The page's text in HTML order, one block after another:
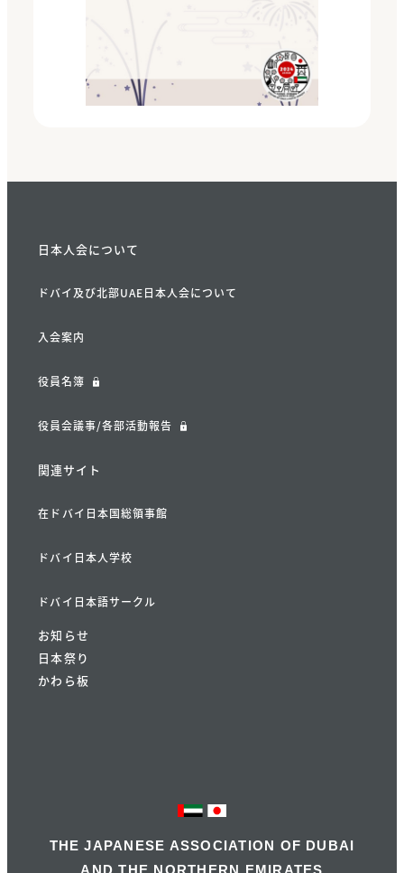
日本人会について
ドバイ及び北部UAE日本人会について
入会案内
役員名簿
役員会議事/各部活動報告
関連サイト
在ドバイ日本国総領事館
ドバイ日本人学校
ドバイ日本語サークル
お知らせ
日本祭り
かわら板
THE JAPANESE ASSOCIATION OF DUBAI